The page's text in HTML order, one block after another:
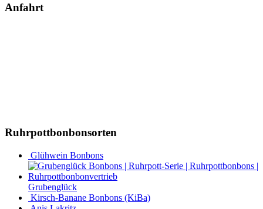
Anfahrt
Ruhrpottbonbonsorten
Glühwein Bonbons
Grubenglück
Kirsch-Banane Bonbons (KiBa)